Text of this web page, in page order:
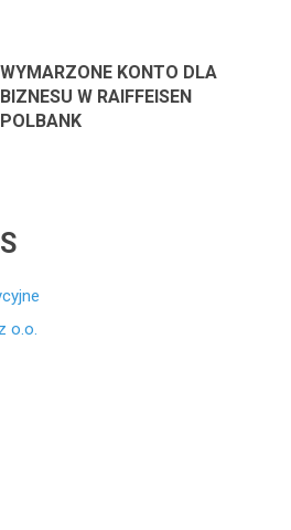
WYMARZONE KONTO DLA
BIZNESU W RAIFFEISEN
POLBANK
o.o.